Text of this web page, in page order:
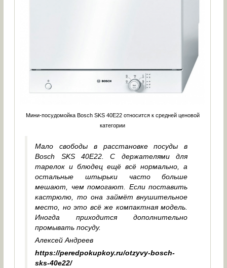
Мини-посудомойка Bosch SKS 40E22 относится к средней ценовой
категории
Мало свободы в расстановке посуды в
Bosch SKS 40E22. С держателями для
тарелок и блюдец ещё всё нормально, а
остальные штырьки часто больше
мешают, чем помогают. Если поставить
кастрюлю, то она займёт внушительное
место, но это всё же компактная модель.
Иногда приходится дополнительно
промывать посуду.
Алексей Андреев
https://peredpokupkoy.ru/otzyvy-bosch-
sks-40e22/